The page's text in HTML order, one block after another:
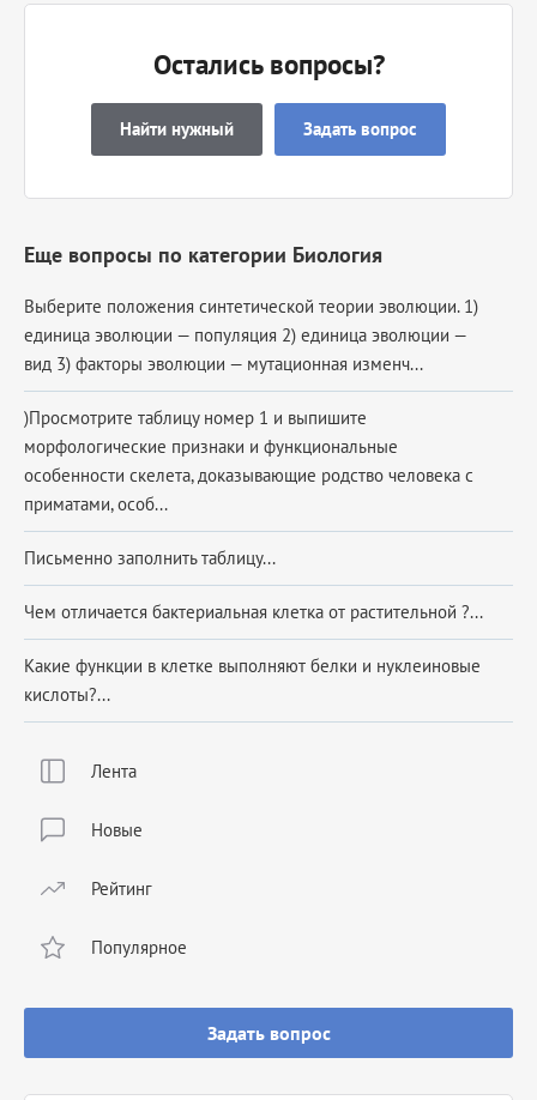
Лента
Новые
Рейтинг
Популярное
Задать вопрос
Остались вопросы?
Найти нужный Задать вопрос
Еще вопросы по категории Биология
Выберите положения синтетической теории эволюции. 1)
единица эволюции — популяция 2) единица эволюции —
вид 3) факторы эволюции — мутационная изменч...
)Просмотрите таблицу номер 1 и выпишите
морфологические признаки и функциональные
особенности скелета, доказывающие родство человека с
приматами, особ...
Письменно заполнить таблицу...
Чем отличается бактериальная клетка от растительной ?...
Какие функции в клетке выполняют белки и нуклеиновые
кислоты?...